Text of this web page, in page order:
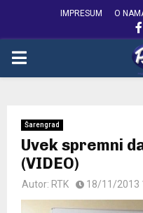
IMPRESUM O
PRIMARY
Šarengrad
Uvek spremni
(VIDEO)
Autor: RTK 18/11/2013